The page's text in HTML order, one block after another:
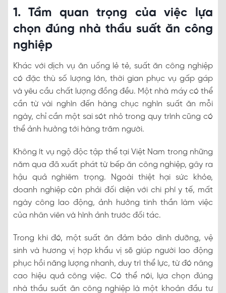
1. Tầm quan trọng của việc lựa
chọn đúng nhà thầu suất ăn công
nghiệp
Khác với dịch vụ ăn uống lẻ tẻ, suất ăn công nghiệp
có đặc thù số lượng lớn, thời gian phục vụ gấp gáp
và yêu cầu chất lượng đồng đều. Một nhà máy có thể
cần từ vài nghìn đến hàng chục nghìn suất ăn mỗi
ngày, chỉ cần một sai sót nhỏ trong quy trình cũng có
thể ảnh hưởng tới hàng trăm người.
Không ít vụ ngộ độc tập thể tại Việt Nam trong những
năm qua đã xuất phát từ bếp ăn công nghiệp, gây ra
hậu quả nghiêm trọng. Ngoài thiệt hại sức khỏe,
doanh nghiệp còn phải đối diện với chi phí y tế, mất
ngày công lao động, ảnh hưởng tinh thần làm việc
của nhân viên và hình ảnh trước đối tác.
Trong khi đó, một suất ăn đảm bảo dinh dưỡng, vệ
sinh và hương vị hợp khẩu vị sẽ giúp người lao động
phục hồi năng lượng nhanh, duy trì thể lực, từ đó nâng
cao hiệu quả công việc. Có thể nói, lựa chọn đúng
nhà thầu suất ăn công nghiệp là một khoản đầu tư